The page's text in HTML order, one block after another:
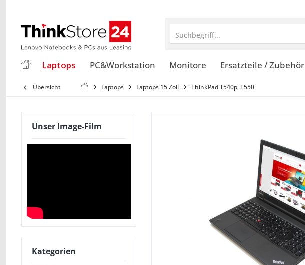
Suchbegriff...
Laptops PC&Workstation Monitore Ersatzteile / Zubehör
Übersicht Laptops Laptops 15 Zoll ThinkPad T540p, T550
Unser Image-Film
Kategorien